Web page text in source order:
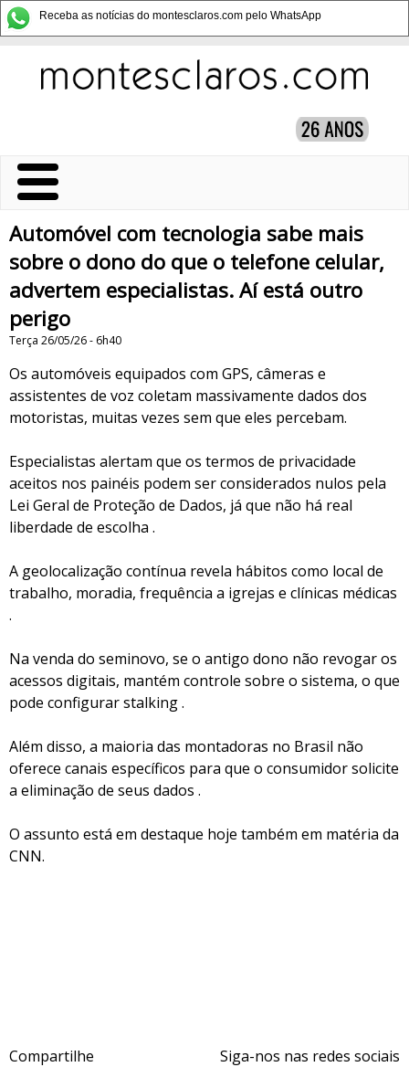
Receba as notícias do montesclaros.com pelo WhatsApp
Automóvel com tecnologia sabe mais
sobre o dono do que o telefone celular,
advertem especialistas. Aí está outro
perigo
Terça 26/05/26 - 6h40
Os automóveis equipados com GPS, câmeras e
assistentes de voz coletam massivamente dados dos
motoristas, muitas vezes sem que eles percebam.
Especialistas alertam que os termos de privacidade
aceitos nos painéis podem ser considerados nulos pela
Lei Geral de Proteção de Dados, já que não há real
liberdade de escolha .
A geolocalização contínua revela hábitos como local de
trabalho, moradia, frequência a igrejas e clínicas médicas
.
Na venda do seminovo, se o antigo dono não revogar os
acessos digitais, mantém controle sobre o sistema, o que
pode configurar stalking .
Além disso, a maioria das montadoras no Brasil não
oferece canais específicos para que o consumidor solicite
a eliminação de seus dados .
O assunto está em destaque hoje também em matéria da
CNN.
Compartilhe Siga-nos nas redes sociais